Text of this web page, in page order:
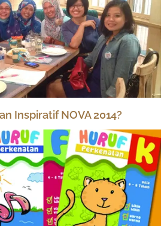
Inspiratif NOVA 2014?